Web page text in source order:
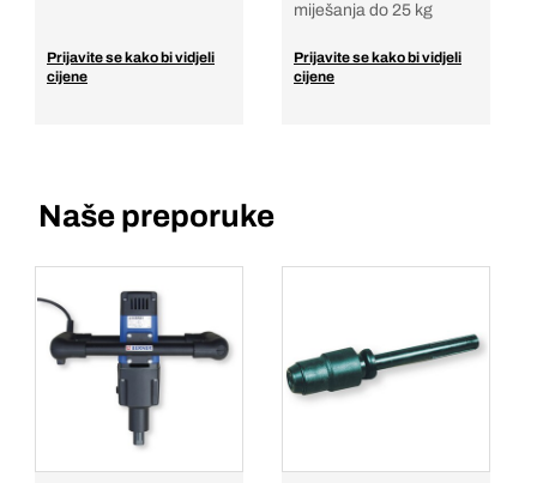
Prijavite se kako bi vidjeli
cijene
miješanja do 25 kg
Prijavite se kako bi vidjeli
cijene
Naše preporuke